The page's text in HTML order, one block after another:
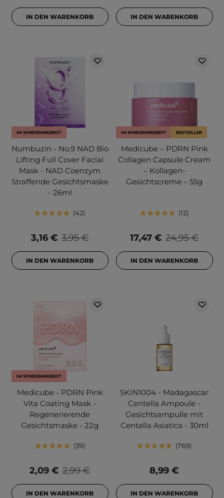
IN DEN WARENKORB IN DEN WARENKORB
IM SONDERANGEBOT
Numbuzin - No.9 NAD Bio
Lifting Full Cover Facial
Mask - NAD Coenzym
Straffende Gesichtsmaske
- 26ml
42
3,95 €
3,16 €
IN DEN WARENKORB
IM SONDERANGEBOT BESTSELLER
Medicube – PDRN Pink
Collagen Capsule Cream
– Kollagen-
Gesichtscreme – 55g
12
24,95 €
17,47 €
IN DEN WARENKORB
IM SONDERANGEBOT
Medicube - PDRN Pink
Vita Coating Mask -
Regenerierende
Gesichtsmaske - 22g
39
2,99 €
2,09 €
IN DEN WARENKORB
SKIN1004 - Madagascar
Centella Ampoule -
Gesichtsampulle mit
Centella Asiatica - 30ml
769
8,99 €
IN DEN WARENKORB